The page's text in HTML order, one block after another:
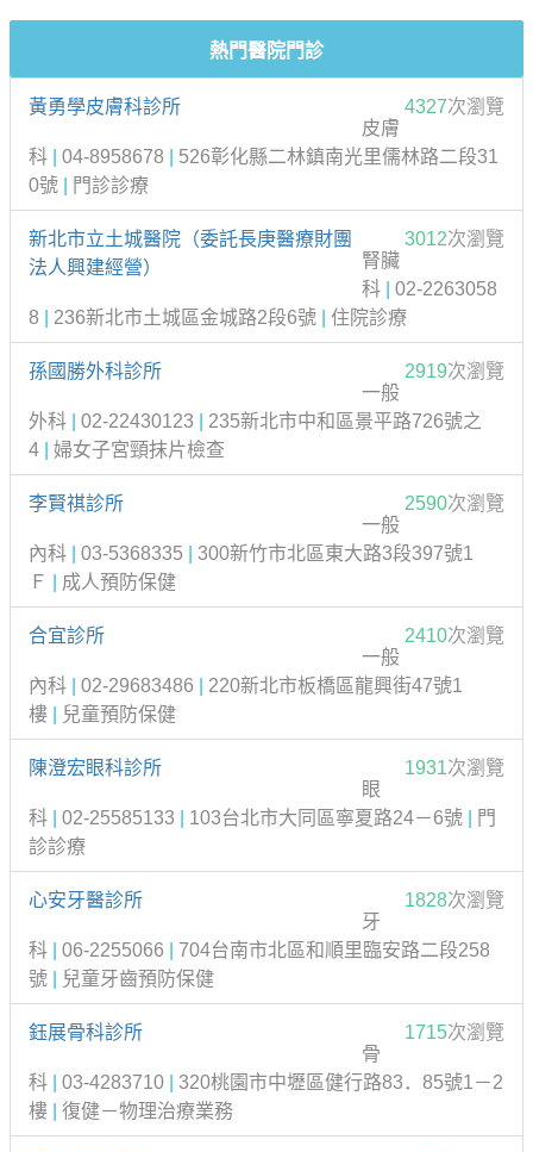
熱門醫院門診
黃勇學皮膚科診所 4327次瀏覽
皮膚
科
04-8958678
526彰化縣二林鎮南光里儒林路二段31
0號
門診診療
新北市立土城醫院（委託長庚醫療財團
法人興建經營）
3012次瀏覽
腎臟
科
02-2263058
8
236新北市土城區金城路2段6號 住院診療
孫國勝外科診所 2919次瀏覽
一般
外科
02-22430123
235新北市中和區景平路726號之
4
婦女子宮頸抹片檢查
李賢祺診所 2590次瀏覽
一般
內科
03-5368335
300新竹市北區東大路3段397號1
Ｆ
成人預防保健
合宜診所 2410次瀏覽
一般
內科
02-29683486
220新北市板橋區龍興街47號1
樓
兒童預防保健
陳澄宏眼科診所 1931次瀏覽
眼
科
02-25585133 103台北市大同區寧夏路24－6號
門
診診療
心安牙醫診所 1828次瀏覽
牙
科
06-2255066
704台南市北區和順里臨安路二段258
號
兒童牙齒預防保健
鈺展骨科診所 1715次瀏覽
骨
科
03-4283710
320桃園市中壢區健行路83．85號1－2
樓
復健－物理治療業務